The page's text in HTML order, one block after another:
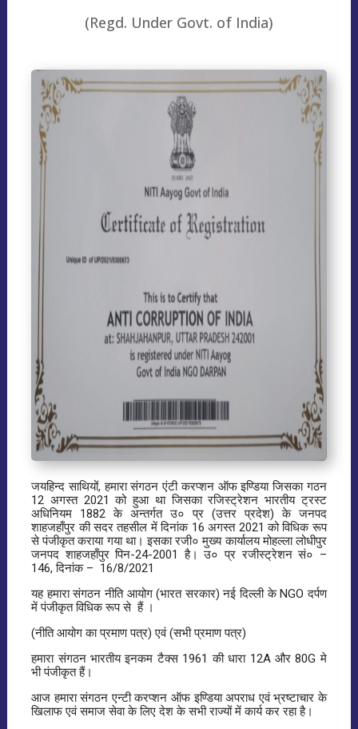
(Regd. Under Govt. of India)
जयहिन्द साथियों, हमारा संगठन एंटी करप्शन ऑफ इण्डिया जिसका गठन
12 अगस्त 2021 को हुआ था जिसका रजिस्ट्रेशन भारतीय ट्रस्ट
अधिनियम 1882 के अन्तर्गत उ० प्र (उत्तर प्रदेश) के जनपद
शाहजहाँपुर की सदर तहसील में दिनांक 16 अगस्त 2021 को विधिक रूप
से पंजीकृत कराया गया था। इसका रजी० मुख्य कार्यालय मोहल्ला लोधीपुर
जनपद शाहजहाँपुर पिन-24-2001 है। उ० प्र रजीस्ट्रेशन सं० –
146, दिनांक – 16/8/2021
यह हमारा संगठन नीति आयोग (भारत सरकार) नई दिल्ली के NGO दर्पण
में पंजीकृत विधिक रूप से हैं ।
(नीति आयोग का प्रमाण पत्र) एवं (सभी प्रमाण पत्र)
हमारा संगठन भारतीय इनकम टैक्स 1961 की धारा 12A और 80G मे
भी पंजीकृत हैं।
आज हमारा संगठन एन्टी करप्शन ऑफ इण्डिया अपराध एवं भ्रष्टाचार के
खिलाफ एवं समाज सेवा के लिए देश के सभी राज्यों में कार्य कर रहा है।